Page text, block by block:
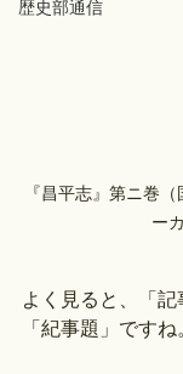
歴史部通信
『昌平志』第ニ巻
ー
よく見ると、「
「紀事題」ですね